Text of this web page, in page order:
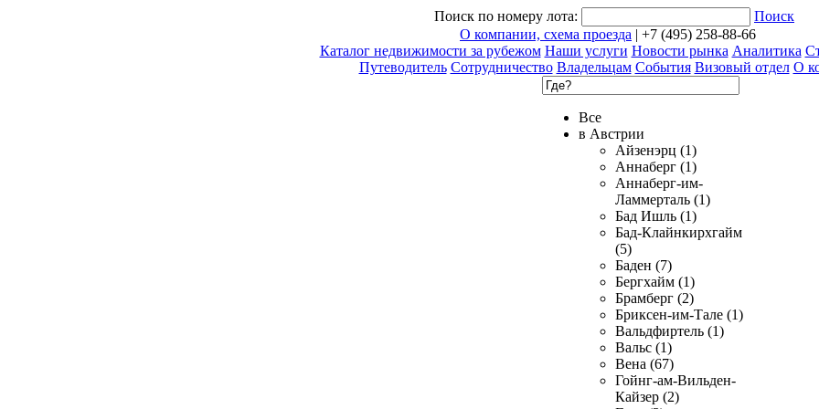
Поиск по номеру лота:
Поиск
О компании, схема проезда | +7 (495) 258-88-66
Каталог недвижимости за рубежом Наши услуги Новости рынка Аналитика
Путеводитель Сотрудничество Владельцам События Визовый отдел О
Все
в Австрии
Айзенэрц (1)
Аннаберг (1)
Аннаберг-им-
Ламмерталь (1)
Бад Ишль (1)
Бад-Клайнкирхгайм
(5)
Баден (7)
Бергхайм (1)
Брамберг (2)
Бриксен-им-Тале (1)
Вальдфиртель (1)
Вальс (1)
Вена (67)
Гойнг-ам-Вильден-
Кайзер (2)